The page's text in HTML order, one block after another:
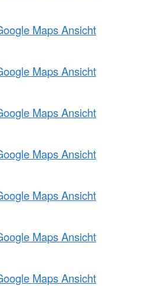
Maps Ansicht
Maps Ansicht
Maps Ansicht
Maps Ansicht
Maps Ansicht
Maps Ansicht
Maps Ansicht